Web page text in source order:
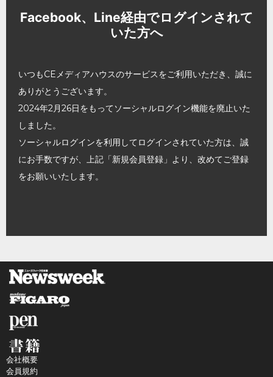
Facebook、Line経由でログインされて
いた方へ
いつもCEメディアハウスのサービスをご利用いただき、誠に
ありがとうございます。
2024年2月26日をもってソーシャルログイン機能を廃止いた
しました。
ソーシャルログインを利用してログインされていた方は、誠
にお手数ですが、上記「新規会員登録」より、改めてご登録
をお願いいたします。
会社概要
会員規約